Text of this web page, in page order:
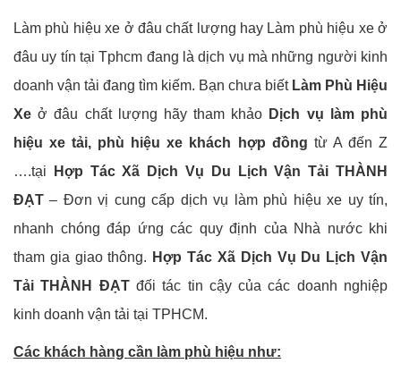
Làm phù hiệu xe ở đâu chất lượng hay Làm phù hiệu xe ở
đâu uy tín tại Tphcm đang là dịch vụ mà những người kinh
doanh vận tải đang tìm kiếm. Bạn chưa biết Làm Phù Hiệu
Xe ở đâu chất lượng hãy tham khảo Dịch vụ làm phù
hiệu xe tải, phù hiệu xe khách hợp đồng từ A đến Z
….tại
Hợp Tác Xã Dịch Vụ Du Lịch Vận Tải THÀNH
ĐẠT – Đơn vị cung cấp dịch vụ làm phù hiệu xe uy tín,
nhanh chóng đáp ứng các quy định của Nhà nước khi
tham gia giao thông. Hợp Tác Xã Dịch Vụ Du Lịch Vận
Tải THÀNH ĐẠTđối tác tin cậy của các doanh nghiệp
kinh doanh vận tải tại TPHCM.
Các khách hàng cần làm phù hiệu như: